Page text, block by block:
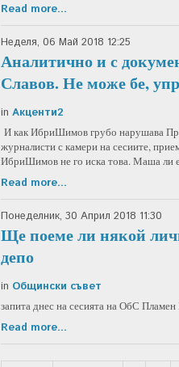
Read more...
Неделя, 06 Май 2018 12:25
Аналитично и с
Славов. Не може бе,
in Акценти2
И как ИбриШимов грубо нарушава
журналисти с камери на сесиите,
ИбриШимов не го иска това. Маша ли
Read more...
Понеделник, 30 Април 2018 11:30
Ще поеме ли някой
депо
in Общински съвет
запита днес на сесията на ОбС
Read more...